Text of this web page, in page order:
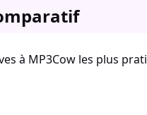
à MP3Cow les plus